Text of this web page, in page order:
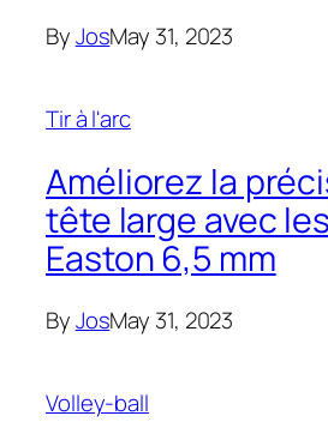
ByJosMay 31, 2023
Tir à l'arc
Améliorez la
tête large avec
Easton 6,5 mm
ByJosMay 31, 2023
Volley-ball